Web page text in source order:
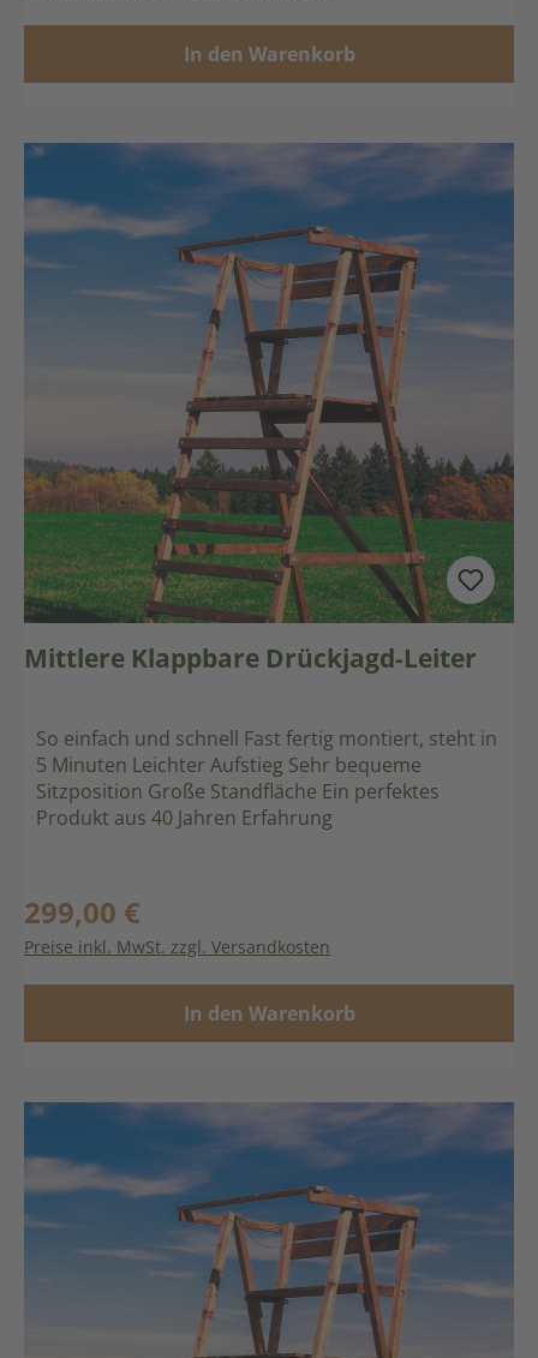
In den Warenkorb
Mittlere Klappbare Drückjagd-Leiter
So einfach und schnell Fast fertig montiert, steht in
5 Minuten Leichter Aufstieg Sehr bequeme
Sitzposition Große Standfläche Ein perfektes
Produkt aus 40 Jahren Erfahrung
Regulärer Preis:
299,00 €
Preise inkl. MwSt. zzgl. Versandkosten
In den Warenkorb